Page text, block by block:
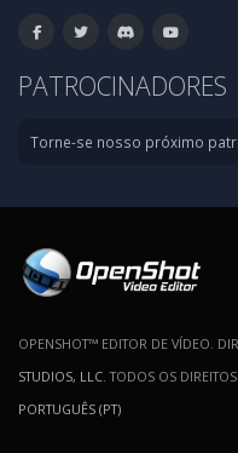
PATROCINADORES
Torne-se nosso próximo
OPENSHOT™ EDITOR DE VÍDEO.
STUDIOS, LLC . TODOS OS
PORTUGUÊS (PT)